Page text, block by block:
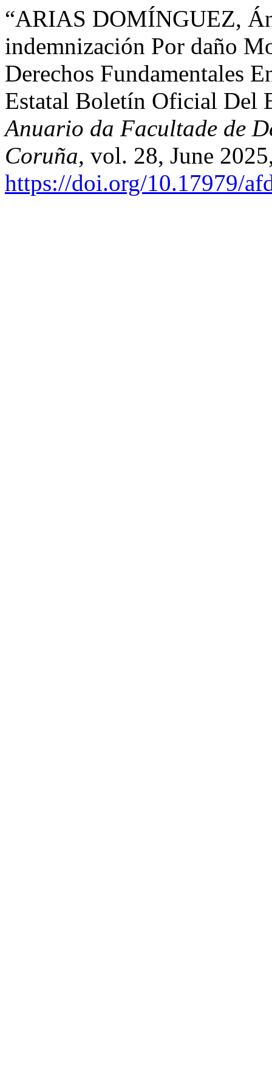
“ARIAS DOMÍNGUEZ,
indemnización Por daño
Derechos Fundamentales
Estatal Boletín Oficial Del
Anuario da Facultade de
Coruña, vol. 28, June
https://doi.org/10.17979/